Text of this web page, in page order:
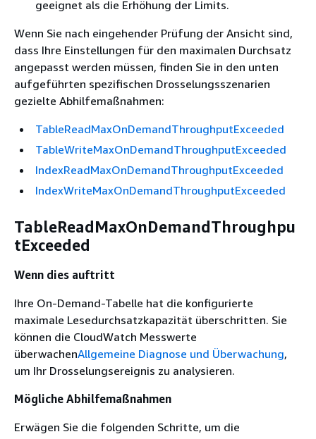
geeignet als die Erhöhung der Limits.
Wenn Sie nach eingehender Prüfung der Ansicht sind,
dass Ihre Einstellungen für den maximalen Durchsatz
angepasst werden müssen, finden Sie in den unten
aufgeführten spezifischen Drosselungsszenarien
gezielte Abhilfemaßnahmen:
TableReadMaxOnDemandThroughputExceeded
TableWriteMaxOnDemandThroughputExceeded
IndexReadMaxOnDemandThroughputExceeded
IndexWriteMaxOnDemandThroughputExceeded
TableReadMaxOnDemandThroughpu
tExceeded
Wenn dies auftritt
Ihre On-Demand-Tabelle hat die konfigurierte
maximale Lesedurchsatzkapazität überschritten. Sie
können die CloudWatch Messwerte
überwachenAllgemeine Diagnose und Überwachung,
um Ihr Drosselungsereignis zu analysieren.
Mögliche Abhilfemaßnahmen
Erwägen Sie die folgenden Schritte, um die